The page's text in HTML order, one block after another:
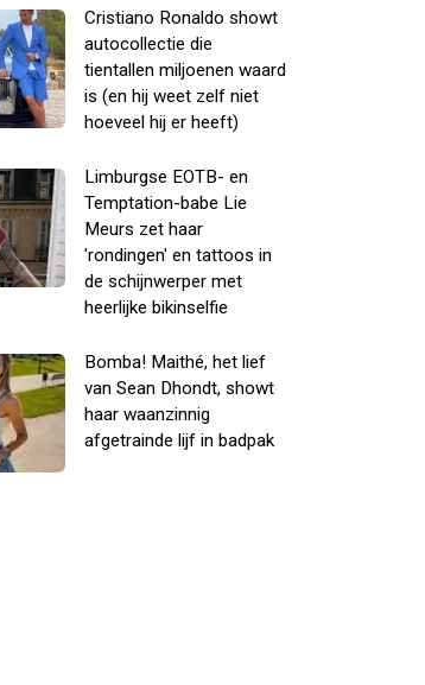
Cristiano Ronaldo showt
autocollectie die
tientallen miljoenen waard
is (en hij weet zelf niet
hoeveel hij er heeft)
Limburgse EOTB- en
Temptation-babe Lie
Meurs zet haar
'rondingen' en tattoos in
de schijnwerper met
heerlijke bikinselfie
Bomba! Maithé, het lief
van Sean Dhondt, showt
haar waanzinnig
afgetrainde lijf in badpak